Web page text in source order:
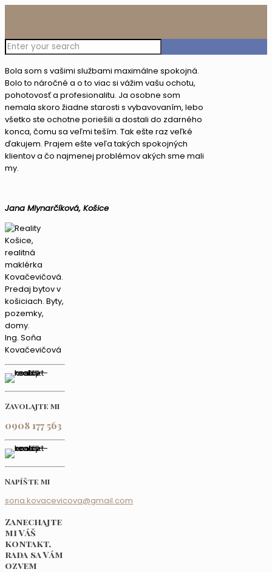
Bola som s vašimi službami maximálne spokojná.
Bolo to náročné a o to viac si vážim vašu ochotu,
pohotovosť a profesionalitu. Ja osobne som
nemala skoro žiadne starosti s vybavovaním, lebo
všetko ste ochotne poriešili a dostali do zdarného
konca, čomu sa veľmi teším. Tak ešte raz veľké
ďakujem. Prajem ešte veľa takých spokojných
klientov a čo najmenej problémov akých sme mali
my.
Jana Mlynarčíková, Košice
Ing. Soňa
Kovačevičová
Zavolajte mi
0908 177 563
Napíšte mi
sona.kovacevicova@gmail.com
Zanechajte
mi Váš
kontakt,
rada sa Vám
ozvem